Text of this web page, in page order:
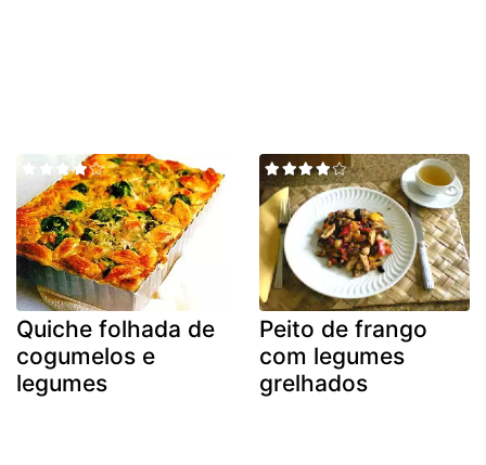
Quiche folhada de
cogumelos e
legumes
Peito de frango
com legumes
grelhados